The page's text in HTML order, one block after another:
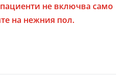
не включва само
на нежния пол.